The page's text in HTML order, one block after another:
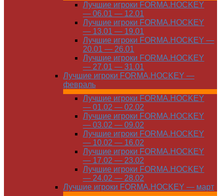
Лучшие игроки FORMA.HOCKEY
— 06.01 — 12.01
Лучшие игроки FORMA.HOCKEY
— 13.01 — 19.01
Лучшие игроки FORMA.HOCKEY —
20.01 — 26.01
Лучшие игроки FORMA.HOCKEY
— 27.01 — 31.01
Лучшие игроки FORMA.HOCKEY —
февраль
Лучшие игроки FORMA.HOCKEY
— 01.02 — 02.02
Лучшие игроки FORMA.HOCKEY
— 03.02 — 09.02
Лучшие игроки FORMA.HOCKEY
— 10.02 — 16.02
Лучшие игроки FORMA.HOCKEY
— 17.02 — 23.02
Лучшие игроки FORMA.HOCKEY
— 24.02 — 28.02
Лучшие игроки FORMA.HOCKEY — март